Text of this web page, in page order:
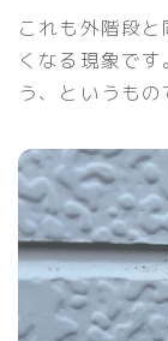
これも外階段
くなる現象で
う、というもの